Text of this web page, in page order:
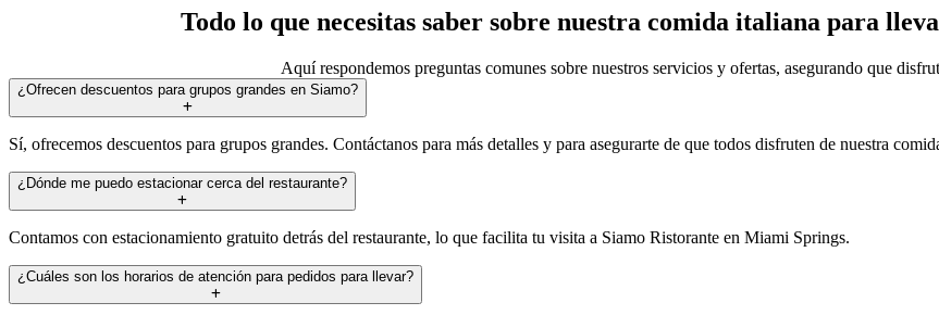
Todo lo que necesitas saber sobre nuestra comida italiana para
Aquí respondemos preguntas comunes sobre nuestros servicios y ofertas, asegurando que
¿Ofrecen descuentos para grupos grandes en Siamo?
Sí, ofrecemos descuentos para grupos grandes. Contáctanos para más detalles y para asegurarte de que todos disfruten de nuestra
¿Dónde me puedo estacionar cerca del restaurante?
Contamos con estacionamiento gratuito detrás del restaurante, lo que facilita tu visita a Siamo Ristorante en Miami Springs.
¿Cuáles son los horarios de atención para pedidos para llevar?